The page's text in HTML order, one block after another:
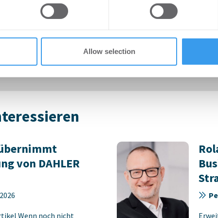
to them or that they’ve collected from your use of their
Allow selection
Wenn noch nicht
...
von DAHLER
Wenn noch nicht